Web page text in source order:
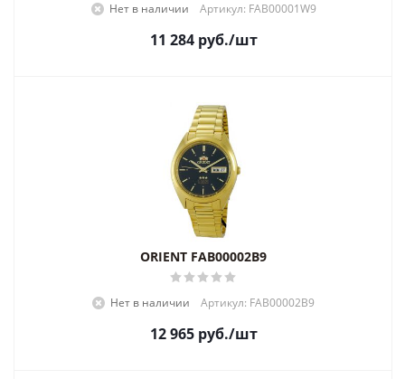
Нет в наличии Артикул: FAB00001W9
11 284руб./шт
ORIENT FAB00002B9
Нет в наличии Артикул: FAB00002B9
12 965руб./шт